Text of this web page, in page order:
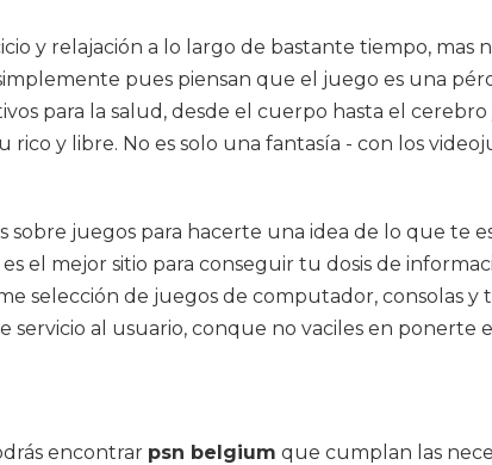
y relajación a lo largo de bastante tiempo, mas
pues piensan que el juego es una
para la salud, desde el cuerpo hasta el
y libre. No es solo una fantasía - con los
sobre juegos para hacerte una idea de lo que te
el mejor sitio para conseguir tu dosis de
selección de juegos de computador, consolas
al usuario, conque no vaciles en
encontrar psn belgium que cumplan las